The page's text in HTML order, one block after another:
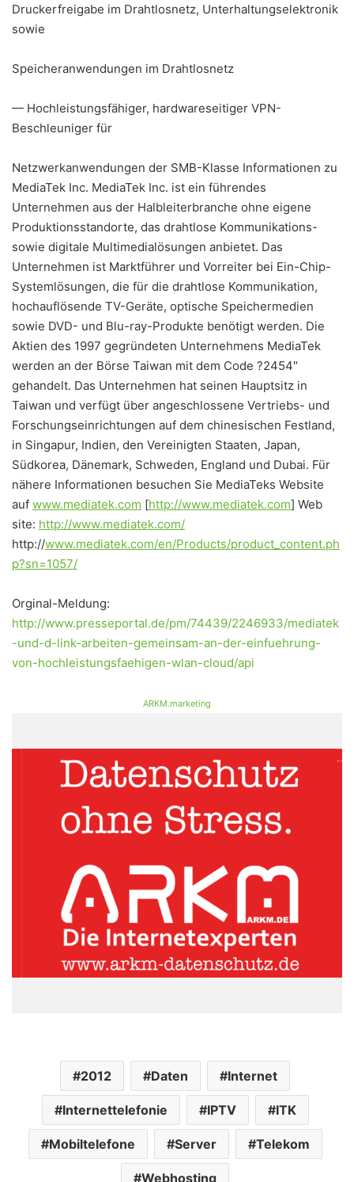
Druckerfreigabe im Drahtlosnetz, Unterhaltungselektronik
sowie
Speicheranwendungen im Drahtlosnetz
— Hochleistungsfähiger, hardwareseitiger VPN-
Beschleuniger für
Netzwerkanwendungen der SMB-Klasse Informationen zu
MediaTek Inc. MediaTek Inc. ist ein führendes
Unternehmen aus der Halbleiterbranche ohne eigene
Produktionsstandorte, das drahtlose Kommunikations-
sowie digitale Multimedialösungen anbietet. Das
Unternehmen ist Marktführer und Vorreiter bei Ein-Chip-
Systemlösungen, die für die drahtlose Kommunikation,
hochauflösende TV-Geräte, optische Speichermedien
sowie DVD- und Blu-ray-Produkte benötigt werden. Die
Aktien des 1997 gegründeten Unternehmens MediaTek
werden an der Börse Taiwan mit dem Code ?2454″
gehandelt. Das Unternehmen hat seinen Hauptsitz in
Taiwan und verfügt über angeschlossene Vertriebs- und
Forschungseinrichtungen auf dem chinesischen Festland,
in Singapur, Indien, den Vereinigten Staaten, Japan,
Südkorea, Dänemark, Schweden, England und Dubai. Für
nähere Informationen besuchen Sie MediaTeks Website
auf www.mediatek.com [http://www.mediatek.com] Web
site: http://www.mediatek.com/
http://www.mediatek.com/en/Products/product_content.ph
p?sn=1057/
Orginal-Meldung:
http://www.presseportal.de/pm/74439/2246933/mediatek
-und-d-link-arbeiten-gemeinsam-an-der-einfuehrung-
von-hochleistungsfaehigen-wlan-cloud/api
ARKM.marketing
2012 Daten Internet
Internettelefonie IPTV ITK
Mobiltelefone Server Telekom
Webhosting